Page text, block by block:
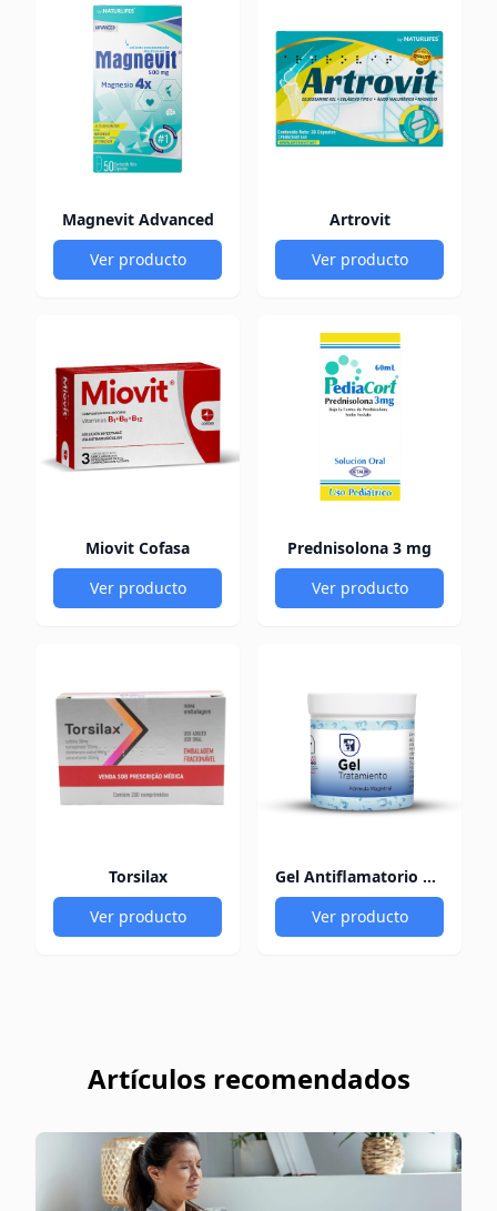
Magnevit Advanced
Ver producto
Artrovit
Ver producto
Miovit Cofasa
Ver producto
Prednisolona 3 mg
Ver producto
Torsilax
Ver producto
Gel Antiflamatorio 60Gr
Ver producto
Artículos recomendados